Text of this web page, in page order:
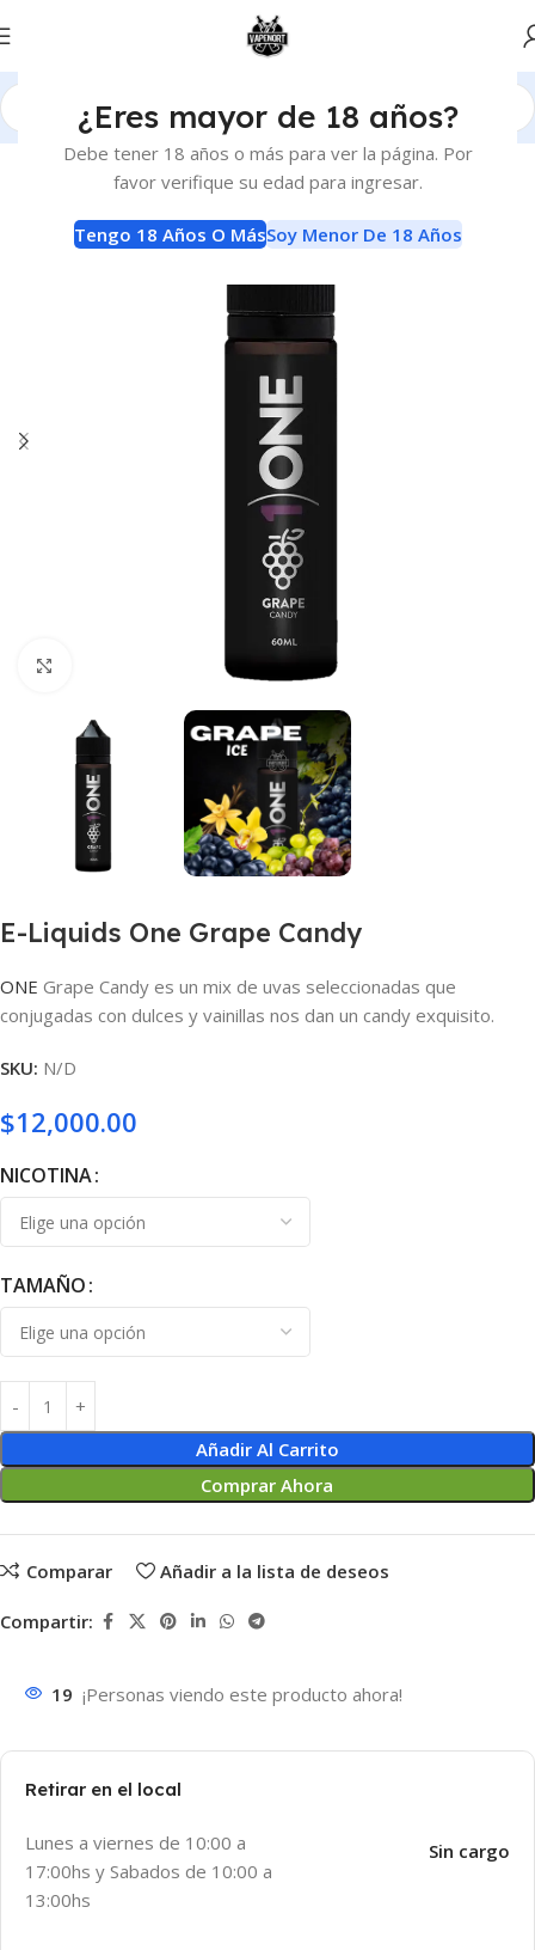
¿Eres mayor de 18 años?
Debe tener 18 años o más para ver la página. Por
favor verifique su edad para ingresar.
Tengo 18 Años O MásSoy Menor De 18 Años
Inicio E-Liquids E-Liquids
Haga clic para ampliar
E-Liquids One Grape Candy
ONE Grape Candy es un mix de uvas seleccionadas que
conjugadas con dulces y vainillas nos dan un candy exquisito.
SKU: N/D
$12,000.00
NICOTINA
TAMAÑO
Añadir Al Carrito
Comprar Ahora
Comparar Añadir a la lista de deseos
Compartir:
19 ¡Personas viendo este producto ahora!
Retirar en el local
Lunes a viernes de 10:00 a
17:00hs y Sabados de 10:00 a
13:00hs
Sin cargo